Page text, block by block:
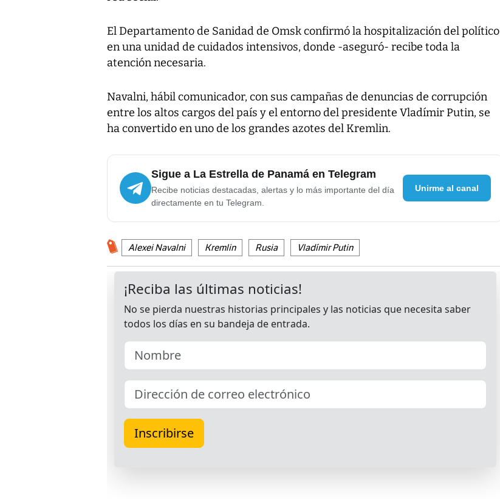
El Departamento de Sanidad de Omsk confirmó la hospitalización del político
en una unidad de cuidados intensivos, donde -aseguró- recibe toda la
atención necesaria.
Navalni, hábil comunicador, con sus campañas de denuncias de corrupción
entre los altos cargos del país y el entorno del presidente Vladímir Putin, se
ha convertido en uno de los grandes azotes del Kremlin.
Sigue a La Estrella de Panamá en Telegram
Recibe noticias destacadas, alertas y lo más importante del día
directamente en tu Telegram.
Unirme al canal
Alexei Navalni Kremlin Rusia Vladímir Putin